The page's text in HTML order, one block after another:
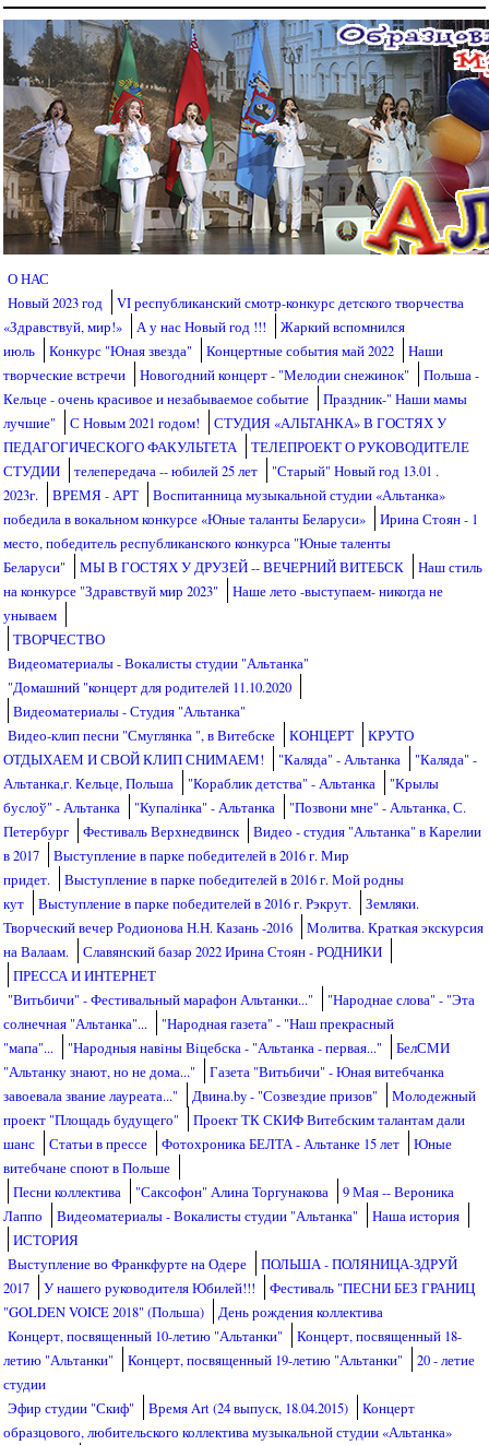
Перейти к основному содержанию
О НАС
Новый 2023 год
VI республиканский смотр-конкурс детского творчества
«Здравствуй, мир!»
А у нас Новый год !!!
Жаркий вспомнился
июль
Конкурс "Юная звезда" Концертные события май 2022
Наши
творческие встречи
Новогодний концерт - "Мелодии снежинок"
Польша -
Кельце - очень красивое и незабываемое событие
Праздник-" Наши мамы
лучшие"
С Новым 2021 годом!
СТУДИЯ «АЛЬТАНКА» В ГОСТЯХ У
ПЕДАГОГИЧЕСКОГО ФАКУЛЬТЕТА
ТЕЛЕПРОЕКТ О РУКОВОДИТЕЛЕ
СТУДИИ
телепередача -- юбилей 25 лет
"Старый" Новый год 13.01 .
2023г.
ВРЕМЯ - АРТ
Воспитанница музыкальной студии «Альтанка»
победила в вокальном конкурсе «Юные таланты Беларуси»
Ирина Стоян - 1
место, победитель республиканского конкурса "Юные таленты
Беларуси"
МЫ В ГОСТЯХ У ДРУЗЕЙ -- ВЕЧЕРНИЙ ВИТЕБСК
Наш стиль
на конкурсе "Здравствуй мир 2023"
Наше лето -выступаем- никогда не
унываем
ТВОРЧЕСТВО
Видеоматериалы - Вокалисты студии "Альтанка"
"Домашний "концерт для родителей 11.10.2020
Видеоматериалы - Студия "Альтанка"
Видео-клип песни "Смуглянка ", в Витебске
КОНЦЕРТ
КРУТО
ОТДЫХАЕМ И СВОЙ КЛИП СНИМАЕМ!
"Каляда" - Альтанка
"Каляда" -
Альтанка,г. Кельце, Польша
"Кораблик детства" - Альтанка
"Крылы
буслоў" - Альтанка
"Купалiнка" - Альтанка
"Позвони мне" - Альтанка, С.
Петербург
Фестиваль Верхнедвинск
Видео - студия "Альтанка" в Карелии
в 2017
Выступление в парке победителей в 2016 г. Мир
придет.
Выступление в парке победителей в 2016 г. Мой родны
кут
Выступление в парке победителей в 2016 г. Рэкрут.
Земляки.
Творческий вечер Родионова Н.Н. Казань -2016
Молитва. Краткая экскурсия
на Валаам.
Славянский базар 2022 Ирина Стоян - РОДНИКИ
ПРЕССА И ИНТЕРНЕТ
"Витьбичи" - Фестивальный марафон Альтанки..."
"Народнае слова" - "Эта
солнечная "Альтанка"...
"Народная газета" - "Наш прекрасный
"мапа"...
"Народныя навiны Вiцебска - "Альтанка - первая..."
БелСМИ
"Альтанку знают, но не дома..."
Газета "Витьбичи" - Юная витебчанка
завоевала звание лауреата..."
Двина.by - "Созвездие призов"
Молодежный
проект "Площадь будущего"
Проект ТК СКИФ Витебским талантам дали
шанс
Статьи в прессе Фотохроника БЕЛТА - Альтанке 15 лет
Юные
витебчане споют в Польше
Песни коллектива
"Саксофон" Алина Торгунакова
9 Мая -- Вероника
Лаппо
Видеоматериалы - Вокалисты студии "Альтанка"
Наша история
ИСТОРИЯ
Выступление во Франкфурте на Одере
ПОЛЬША - ПОЛЯНИЦА-ЗДРУЙ
2017
У нашего руководителя Юбилей!!!
Фестиваль "ПЕСНИ БЕЗ ГРАНИЦ
"GOLDEN VOICE 2018" (Польша)
День рождения коллектива
Концерт, посвященный 10-летию "Альтанки"
Концерт, посвященный 18-
летию "Альтанки"
Концерт, посвященный 19-летию "Альтанки"
20 - летие
студии
Эфир студии "Скиф"
Время Art (24 выпуск, 18.04.2015)
Концерт
образцового, любительского коллектива музыкальной студии «Альтанка»